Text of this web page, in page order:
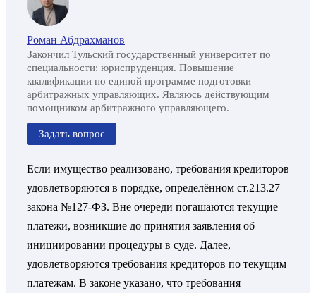
Роман Абдрахманов
Закончил Тульский государственный университет по
специальности: юриспруденция. Повышение
квалификации по единой программе подготовки
арбитражных управляющих. Являюсь действующим
помощником арбитражного управляющего.
Задать вопрос
Если имущество реализовано, требования кредиторов
удовлетворяются в порядке, определённом ст.213.27
закона №127-ФЗ. Вне очереди погашаются текущие
платежи, возникшие до принятия заявления об
инициировании процедуры в суде. Далее,
удовлетворяются требования кредиторов по текущим
платежам. В законе указано, что требования